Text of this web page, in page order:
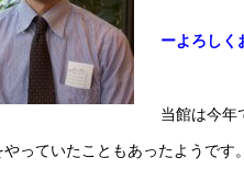
ーよろしく
当館は今年
っていたこともあったようです。